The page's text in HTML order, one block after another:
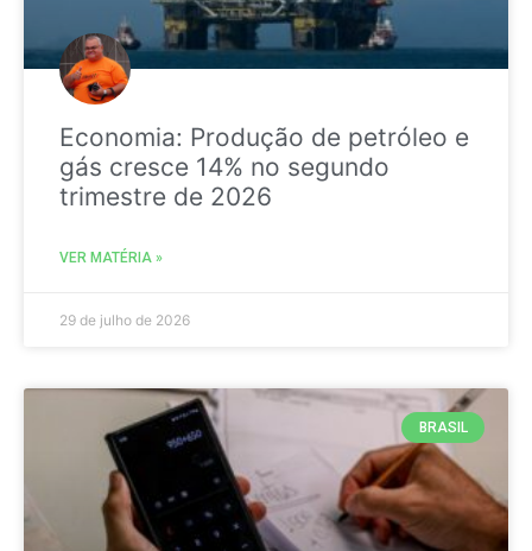
Economia: Produção de petróleo e
gás cresce 14% no segundo
trimestre de 2026
VER MATÉRIA »
29 de julho de 2026
BRASIL